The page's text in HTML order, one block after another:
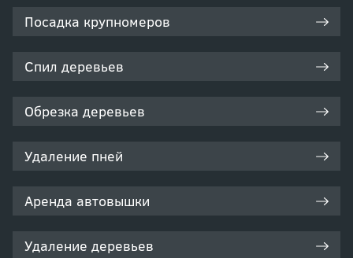
Посадка крупномеров
Спил деревьев
Обрезка деревьев
Удаление пней
Аренда автовышки
Удаление деревьев